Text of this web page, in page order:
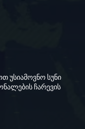
უსიამოვნო სუნი
ჩარევის